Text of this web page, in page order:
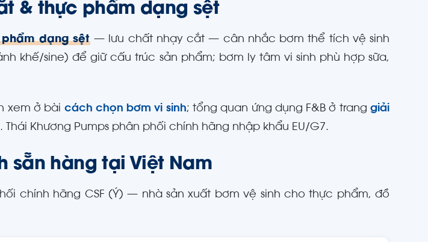
& thực phẩm dạng sệt
dạng sệt— lưu chất nhạy cắt — cân nhắc bơm thể tích vệ sinh
khế/sine) để giữ cấu trúc sản phẩm; bơm ly tâm vi sinh phù hợp sữa,
xem ở bài cách chọn bơm vi sinh; tổng quan ứng dụng F&B ở tranggiải
. Thái Khương Pumps phân phối chính hãng nhập khẩu EU/G7.
sẵn hàng tại Việt Nam
chính hãng CSF (Ý) — nhà sản xuất bơm vệ sinh cho thực phẩm, đồ